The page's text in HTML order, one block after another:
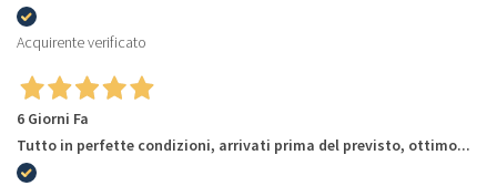
Acquirente verificato
6 Giorni Fa
Tutto in perfette condizioni, arrivati prima del previsto, ottimo...